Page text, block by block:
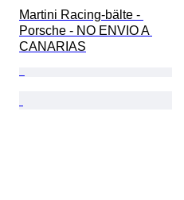
Martini Racing-bälte -
Porsche - NO ENVIO A
CANARIAS